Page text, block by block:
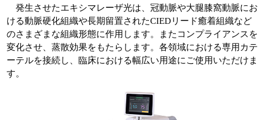
発生させたエキシマレーザ光は、冠動脈や大腿膝窩動脈にお
ける動脈硬化組織や長期留置されたCIEDリード癒着組織など
のさまざまな組織形態に作用します。またコンプライアンスを
変化させ、蒸散効果をもたらします。各領域における専用カテ
ーテルを接続し、臨床における幅広い用途にご使用いただけま
す。